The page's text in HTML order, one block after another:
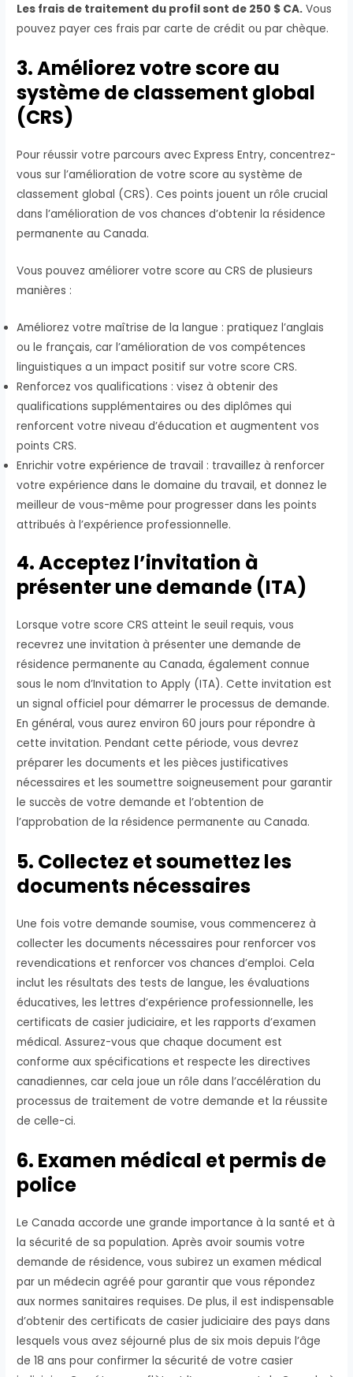
Les frais de traitement du profil sont de 250 $ CA. Vous
pouvez payer ces frais par carte de crédit ou par chèque.
3. Améliorez votre score au
système de classement global
(CRS)
Pour réussir votre parcours avec Express Entry, concentrez-
vous sur l’amélioration de votre score au système de
classement global (CRS). Ces points jouent un rôle crucial
dans l’amélioration de vos chances d’obtenir la résidence
permanente au Canada.
Vous pouvez améliorer votre score au CRS de plusieurs
manières :
Améliorez votre maîtrise de la langue : pratiquez l’anglais
ou le français, car l’amélioration de vos compétences
linguistiques a un impact positif sur votre score CRS.
Renforcez vos qualifications : visez à obtenir des
qualifications supplémentaires ou des diplômes qui
renforcent votre niveau d’éducation et augmentent vos
points CRS.
Enrichir votre expérience de travail : travaillez à renforcer
votre expérience dans le domaine du travail, et donnez le
meilleur de vous-même pour progresser dans les points
attribués à l’expérience professionnelle.
4. Acceptez l’invitation à
présenter une demande (ITA)
Lorsque votre score CRS atteint le seuil requis, vous
recevrez une invitation à présenter une demande de
résidence permanente au Canada, également connue
sous le nom d’Invitation to Apply (ITA). Cette invitation est
un signal officiel pour démarrer le processus de demande.
En général, vous aurez environ 60 jours pour répondre à
cette invitation. Pendant cette période, vous devrez
préparer les documents et les pièces justificatives
nécessaires et les soumettre soigneusement pour garantir
le succès de votre demande et l’obtention de
l’approbation de la résidence permanente au Canada.
5. Collectez et soumettez les
documents nécessaires
Une fois votre demande soumise, vous commencerez à
collecter les documents nécessaires pour renforcer vos
revendications et renforcer vos chances d’emploi. Cela
inclut les résultats des tests de langue, les évaluations
éducatives, les lettres d’expérience professionnelle, les
certificats de casier judiciaire, et les rapports d’examen
médical. Assurez-vous que chaque document est
conforme aux spécifications et respecte les directives
canadiennes, car cela joue un rôle dans l’accélération du
processus de traitement de votre demande et la réussite
de celle-ci.
6. Examen médical et permis de
police
Le Canada accorde une grande importance à la santé et à
la sécurité de sa population. Après avoir soumis votre
demande de résidence, vous subirez un examen médical
par un médecin agréé pour garantir que vous répondez
aux normes sanitaires requises. De plus, il est indispensable
d’obtenir des certificats de casier judiciaire des pays dans
lesquels vous avez séjourné plus de six mois depuis l’âge
de 18 ans pour confirmer la sécurité de votre casier